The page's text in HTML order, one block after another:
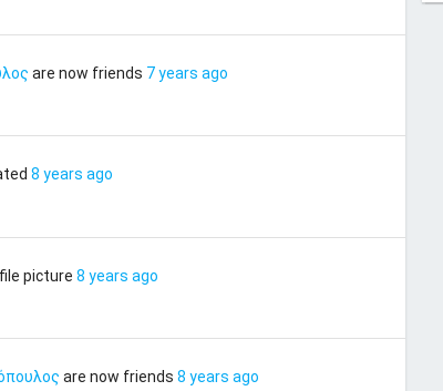
are now friends 7 years ago
8 years ago
picture 8 years ago
are now friends 8 years ago